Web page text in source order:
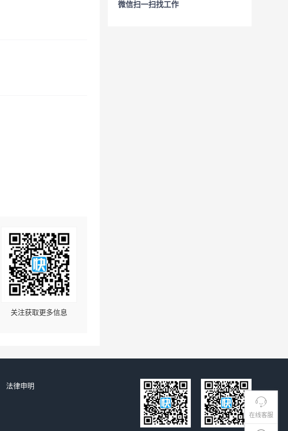
在线客服
关注获取更多信息
微信扫一扫找工作
法律申明